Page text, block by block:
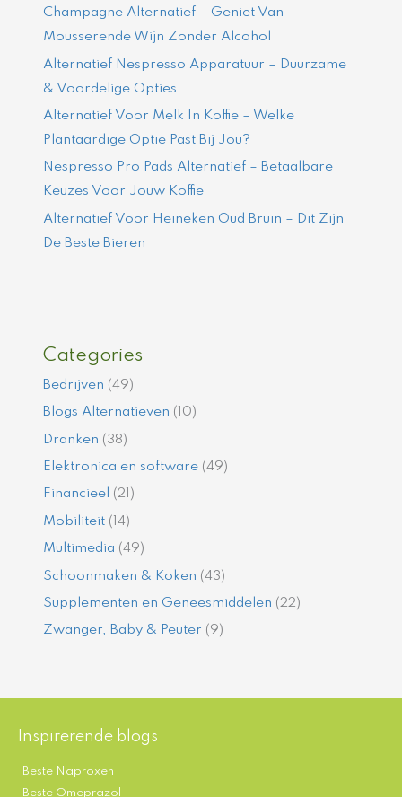
Champagne Alternatief – Geniet Van
Mousserende Wijn Zonder Alcohol
Alternatief Nespresso Apparatuur – Duurzame
& Voordelige Opties
Alternatief Voor Melk In Koffie – Welke
Plantaardige Optie Past Bij Jou?
Nespresso Pro Pads Alternatief – Betaalbare
Keuzes Voor Jouw Koffie
Alternatief Voor Heineken Oud Bruin – Dit Zijn
De Beste Bieren
Categories
Bedrijven (49)
Blogs Alternatieven (10)
Dranken (38)
Elektronica en software (49)
Financieel (21)
Mobiliteit (14)
Multimedia (49)
Schoonmaken & Koken (43)
Supplementen en Geneesmiddelen (22)
Zwanger, Baby & Peuter (9)
Inspirerende blogs
Beste Naproxen
Beste Omeprazol